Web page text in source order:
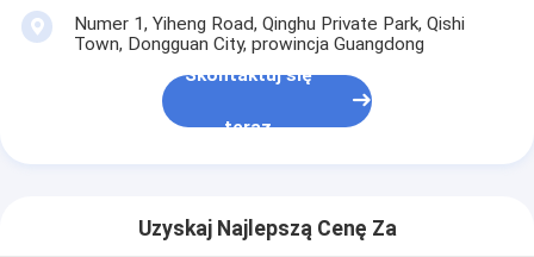
Numer 1, Yiheng Road, Qinghu Private Park, Qishi
Town, Dongguan City, prowincja Guangdong
Skontaktuj się
teraz
Uzyskaj Najlepszą Cenę Za